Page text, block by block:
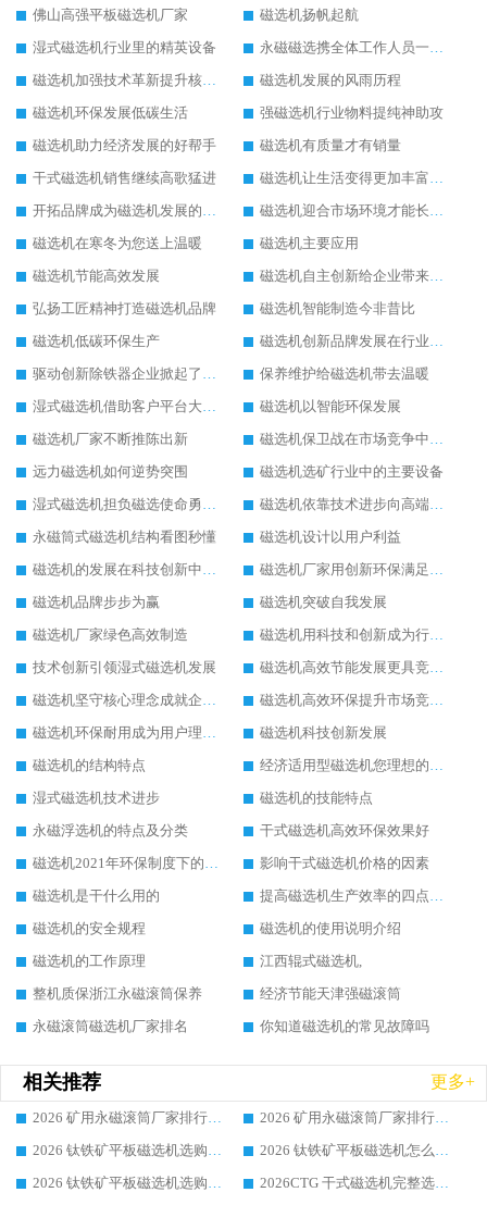
佛山高强平板磁选机厂家
磁选机扬帆起航
湿式磁选机行业里的精英设备
永磁磁选携全体工作人员一起闯
磁选机加强技术革新提升核心竞争力
磁选机发展的风雨历程
磁选机环保发展低碳生活
强磁选机行业物料提纯神助攻
磁选机助力经济发展的好帮手
磁选机有质量才有销量
干式磁选机销售继续高歌猛进
磁选机让生活变得更加丰富多彩
开拓品牌成为磁选机发展的有效武器
磁选机迎合市场环境才能长远发展
磁选机在寒冬为您送上温暖
磁选机主要应用
磁选机节能高效发展
磁选机自主创新给企业带来了阳光
弘扬工匠精神打造磁选机品牌
磁选机智能制造今非昔比
磁选机低碳环保生产
磁选机创新品牌发展在行业的顶端
驱动创新除铁器企业掀起了发展风暴
保养维护给磁选机带去温暖
湿式磁选机借助客户平台大放异彩
磁选机以智能环保发展
磁选机厂家不断推陈出新
磁选机保卫战在市场竞争中打响
远力磁选机如何逆势突围
磁选机选矿行业中的主要设备
湿式磁选机担负磁选使命勇往直前
磁选机依靠技术进步向高端转型
永磁筒式磁选机结构看图秒懂
磁选机设计以用户利益
磁选机的发展在科技创新中成为焦点
磁选机厂家用创新环保满足市发展
磁选机品牌步步为赢
磁选机突破自我发展
磁选机厂家绿色高效制造
磁选机用科技和创新成为行业中的顶梁柱
技术创新引领湿式磁选机发展
磁选机高效节能发展更具竞争力
磁选机坚守核心理念成就企业辉煌
磁选机高效环保提升市场竞争力
磁选机环保耐用成为用户理想选择
磁选机科技创新发展
磁选机的结构特点
经济适用型磁选机您理想的选择
湿式磁选机技术进步
磁选机的技能特点
永磁浮选机的特点及分类
干式磁选机高效环保效果好
磁选机2021年环保制度下的发展出路
影响干式磁选机价格的因素
磁选机是干什么用的
提高磁选机生产效率的四点方法
磁选机的安全规程
磁选机的使用说明介绍
磁选机的工作原理
江西辊式磁选机,
整机质保浙江永磁滚筒保养
经济节能天津强磁滚筒
永磁滚筒磁选机厂家排名
你知道磁选机的常见故障吗
相关推荐 更多+
2026 矿用永磁滚筒厂家排行榜选购干货指南 行业口碑标杆华体会手机网页版-华体会(中国) 实力出众
2026 矿用永磁滚筒厂家排行榜选购指南，行业口碑领域强者华体会手机网页版-华体会(中国)
2026 钛铁矿平板磁选机选购全攻略 市场公认优质品牌厂家实力排行榜
2026 钛铁矿平板磁选机怎么选 靠谱生产企业实力排行榜选购参考攻略
2026 钛铁矿平板磁选机选购指南 行业口碑优选品牌生产企业实力排行榜
2026CTG 干式磁选机完整选购指南 行业口碑顶尖靠谱生产龙头厂家实力推荐